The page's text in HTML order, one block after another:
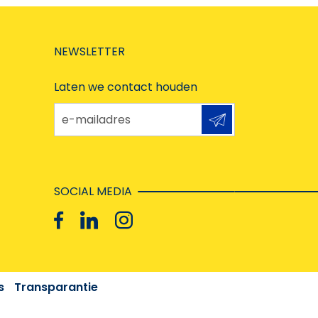
NEWSLETTER
Laten we contact houden
e-mailadres
SOCIAL MEDIA
Transparantie